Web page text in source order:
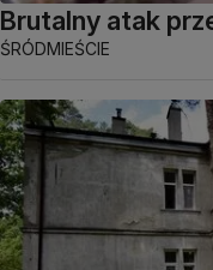
Brutalny atak
ŚRÓDMIEŚCIE